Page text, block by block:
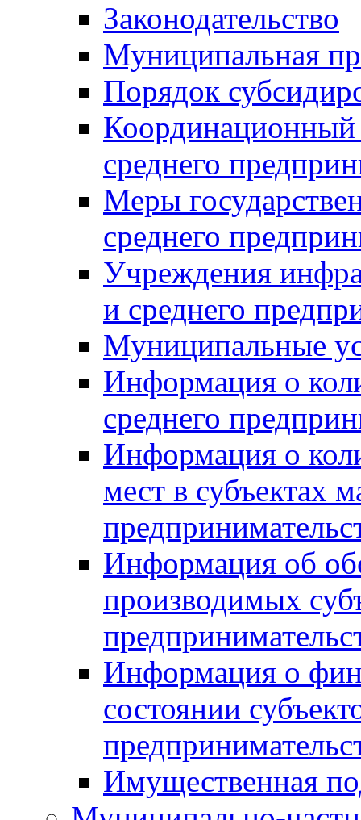
Законодательство
Муниципальная
Порядок
Координационный
среднего
Меры
среднего
Учреждения
и среднего
Муниципальные
Информация о
среднего
Информация о
мест в субъектах
Информация об
производимых
Информация о
состоянии
Имущественная